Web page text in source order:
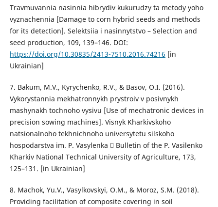
Travmuvannia nasinnia hibrydiv kukurudzy ta metody yoho
vyznachennia [Damage to corn hybrid seeds and methods
for its detection]. Selektsiia i nasinnytstvo – Selection and
seed production, 109, 139–146. DOI:
https://doi.org/10.30835/2413-7510.2016.74216 [in
Ukrainian]
7. Bakum, M.V., Kyrychenko, R.V., & Basov, O.I. (2016).
Vykorystannia mekhatronnykh prystroiv v posivnykh
mashynakh tochnoho vysivu [Use of mechatronic devices in
precision sowing machines]. Visnyk Kharkivskoho
natsionalnoho tekhnichnoho universytetu silskoho
hospodarstva im. P. Vasylenka  Bulletin of the P. Vasilenko
Kharkiv National Technical University of Agriculture, 173,
125–131. [in Ukrainian]
8. Machok, Yu.V., Vasylkovskyi, O.M., & Moroz, S.M. (2018).
Providing facilitation of composite covering in soil